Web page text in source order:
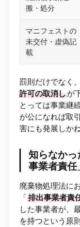
搬・処分
マニフェストの
未交付・虚偽記
載
罰則だけでなく
許可の取消しが
とっては事業継
が公になれば取
害にも発展しか
知らなかっ
事業者責任
廃棄物処理法に
「排出事業者責
した事業者が、
を持つという原